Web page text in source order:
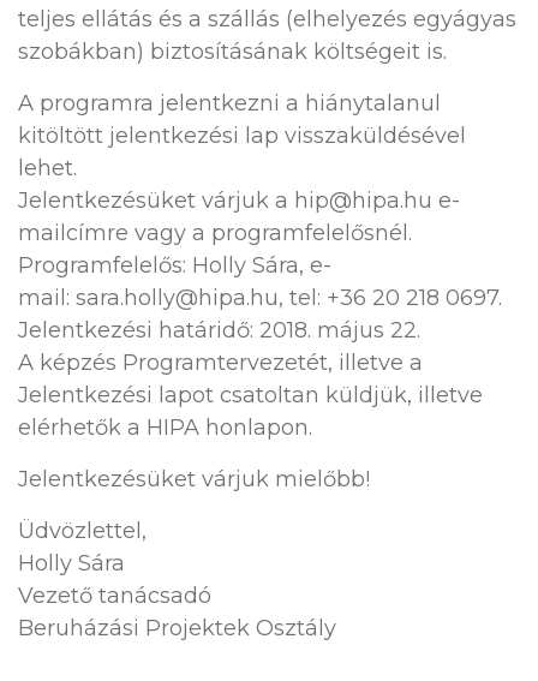
teljes ellátás és a szállás (elhelyezés egyágyas
szobákban) biztosításának költségeit is.
A programra jelentkezni a hiánytalanul
kitöltött jelentkezési lap visszaküldésével
lehet.
Jelentkezésüket várjuk a hip@hipa.hu e-
mailcímre vagy a programfelelősnél.
Programfelelős: Holly Sára, e-
mail: sara.holly@hipa.hu, tel: +36 20 218 0697.
Jelentkezési határidő: 2018. május 22.
A képzés Programtervezetét, illetve a
Jelentkezési lapot csatoltan küldjük, illetve
elérhetők a HIPA honlapon.
Jelentkezésüket várjuk mielőbb!
Üdvözlettel,
Holly Sára
Vezető tanácsadó
Beruházási Projektek Osztály